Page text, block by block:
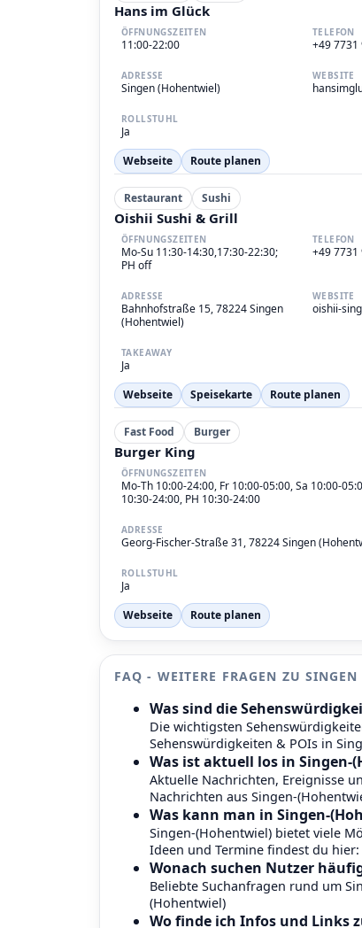
Hans im Glück
ÖFFNUNGSZEITEN
11:00-22:00
TELEFON
+49 7731
ADRESSE
Singen (Hohentwiel)
WEBSITE
ROLLSTUHL
Ja
Webseite
Route planen
Restaurant Sushi
Oishii Sushi & Grill
ÖFFNUNGSZEITEN
Mo-Su 11:30-14:30,17:30-22:30;
PH off
TELEFON
+49 7731
ADRESSE
Bahnhofstraße 15, 78224 Singen
(Hohentwiel)
WEBSITE
oishii-
TAKEAWAY
Ja
Webseite
Speisekarte Route planen
Fast Food Burger
Burger King
ÖFFNUNGSZEITEN
Mo-Th 10:00-24:00, Fr 10:00-05:00, Sa 10:00-
10:30-24:00, PH 10:30-24:00
ADRESSE
Georg-Fischer-Straße 31, 78224 Singen
ROLLSTUHL
Ja
Webseite
Route planen
FAQ - WEITERE FRAGEN ZU
Was sind die
Die wichtigsten
Sehenswürdigkeiten & POIs in
Was ist aktuell los in Singen-
Aktuelle Nachrichten, Ereignisse
Nachrichten aus Singen-
Was kann man in Singen-
Singen-(Hohentwiel) bietet viele
Ideen und Termine findest du hier:
Wonach suchen Nutzer
Beliebte Suchanfragen rund um
(Hohentwiel)
Wo finde ich Infos und Links